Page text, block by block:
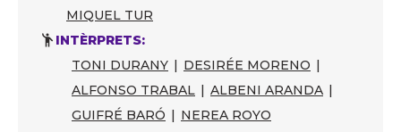
MIQUEL TUR
INTÈRPRETS:
TONI DURANY | DESIRÉE MORENO |
ALFONSO TRABAL | ALBENI ARANDA |
GUIFRÉ BARÓ | NEREA ROYO